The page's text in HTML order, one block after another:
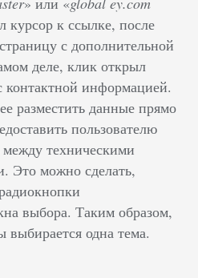
курсор к ссылке, после
с дополнительной
деле, клик открыл
информацией.
разместить данные прямо
пользователю
техническими
Это можно сделать,
выбора. Таким образом,
одна тема.